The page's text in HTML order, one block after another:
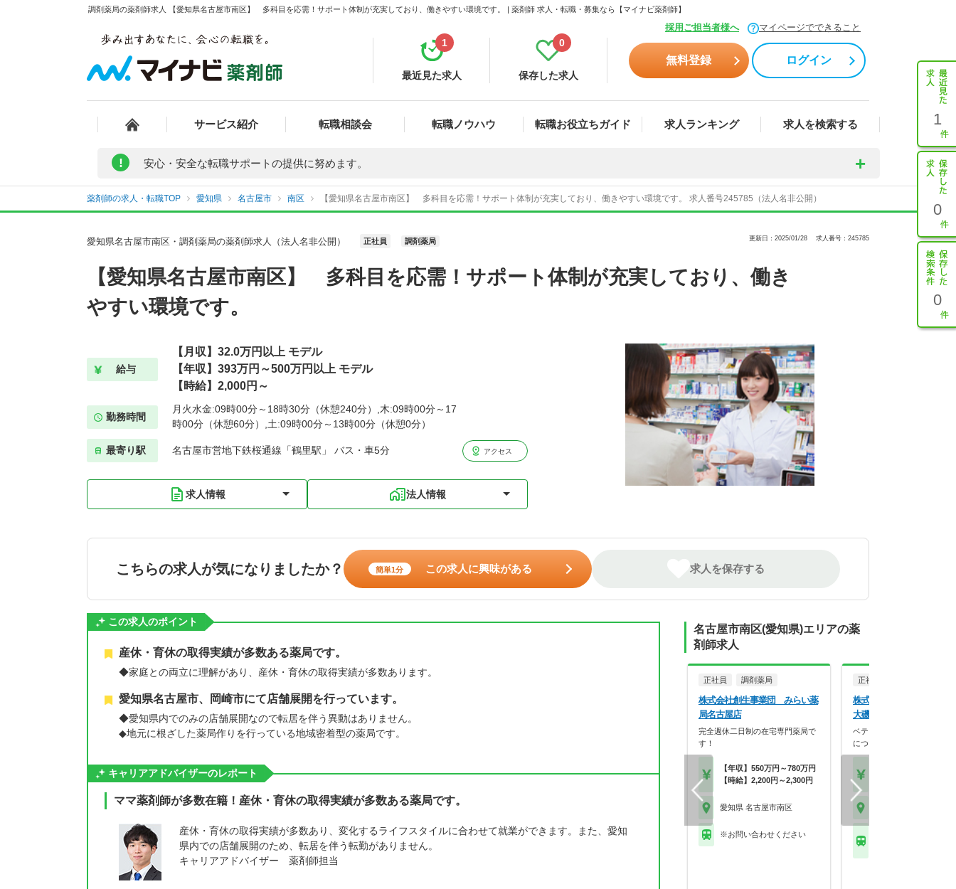
調剤薬局の薬剤師求人 【愛知県名古屋市南区】 多科目を応需！サポート体制が充実しており、働きやすい環境です。 | 薬剤師 求人・転職・募集なら【マイナビ薬剤師】
採用ご担当者様へ マイページでできること
最近見た求人
1
保存した求人
0
無料登録 ログイン
サービス紹介 転職相談会 転職ノウハウ 転職お役立ちガイド 求人ランキング 求人を検索する 1
0
0
! 安心・安全な転職サポートの提供に努めます。
薬剤師の求人・転職TOP 愛知県 名古屋市 南区 【愛知県名古屋市南区】 多科目を応需！サポート体制が充実しており、働きやすい環境です。 求人番号245785（法人名非公開）
愛知県名古屋市南区・調剤薬局の薬剤師求人（法人名非公開） 正社員 調剤薬局 更新日：2025/01/28 求人番号：245785
【愛知県名古屋市南区】 多科目を応需！サポート体制が充実しており、働き
やすい環境です。
給与
【月収】32.0万円以上 モデル
【年収】393万円～500万円以上 モデル
【時給】2,000円～
勤務時間
月火水金:09時00分～18時30分（休憩240分）,木:09時00分～17
時00分（休憩60分）,土:09時00分～13時00分（休憩0分）
最寄り駅 名古屋市営地下鉄桜通線「鶴里駅」 バス・車5分 アクセス
求人情報 法人情報
こちらの求人が気になりましたか？ 簡単1分 この求人に興味がある 求人を保存する
この求人のポイント
産休・育休の取得実績が多数ある薬局です。
◆家庭との両立に理解があり、産休・育休の取得実績が多数あります。
愛知県名古屋市、岡崎市にて店舗展開を行っています。
◆愛知県内でのみの店舗展開なので転居を伴う異動はありません。
◆地元に根ざした薬局作りを行っている地域密着型の薬局です。
キャリアアドバイザーのレポート
ママ薬剤師が多数在籍！産休・育休の取得実績が多数ある薬局です。
産休・育休の取得実績が多数あり、変化するライフスタイルに合わせて就業ができます。また、愛知
県内での店舗展開のため、転居を伴う転勤がありません。
キャリアアドバイザー 薬剤師担当
名古屋市南区(愛知県)エリアの薬
剤師求人
正社員 調剤薬局
株式会社創生事業団 みらい薬
局名古屋店
完全週休二日制の在宅専門薬局で
す！
【年収】550万円～780万円
【時給】2,200円～2,300円
愛知県 名古屋市南区
※お問い合わせください
正社員
株式会社マリン マリン
大磯通店
ベテラン薬剤師が多数在籍！
についての知識・技術…